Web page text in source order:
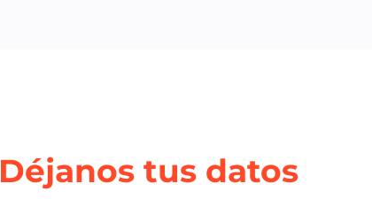
Déjanos tus datos